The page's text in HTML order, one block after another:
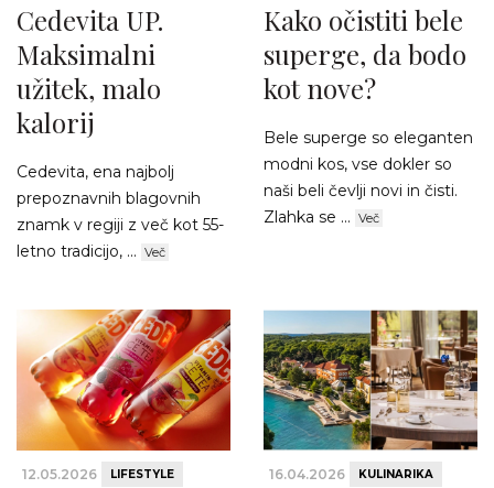
Cedevita UP.
Maksimalni
užitek, malo
kalorij
Cedevita, ena najbolj
prepoznavnih blagovnih
znamk v regiji z več kot 55-
letno tradicijo, ... Več
Kako očistiti bele
superge, da bodo
kot nove?
Bele superge so eleganten
modni kos, vse dokler so
naši beli čevlji novi in čisti.
Zlahka se ... Več
12.05.2026 LIFESTYLE 16.04.2026 KULINARIKA